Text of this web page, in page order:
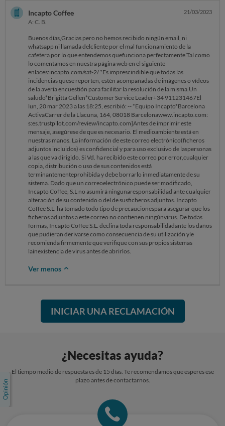
reparación. Si necesitan más información, no duden en volver a
contactarnos.Un cordial saludoBrigitta GellenCustomer Service
Equipo IncaptoBarcelona ActivaCarrer de la Llacuna, 164, 08018
Barcelonawww.incapto.comAntes de imprimir este mensaje,
asegúrese de que es necesario. El medio ambiente está en nuestras
manos. La información de este correo electrónico (ficheros adjuntos
incluidos) es confidencial y para uso exclusivo de las personas a las que
va dirigido. Si Vd. ha recibido este correo por error, cualquier copia,
distribución o uso de sus contenidos está terminantemente prohibida
y debe borrarlo inmediatamente de su sistema. Dado que un correo
electrónico puede ser modificado, Incapto Coffee, S.L no asumirá
ninguna responsabilidad ante cualquier alteración de su contenido o
del de sus ficheros adjuntos. Incapto Coffee S.L. ha tomado todo tipo
de precauciones para asegurar que los ficheros adjuntos a este correo
no contienen ningún virus. De todas formas, Incapto Coffee S.L.
declina toda responsabilidad ante los daños que pudieran derivarse
como consecuencia de su utilización y le recomienda firmemente que
verifique con sus propios sistemas la inexistencia de virus antes de
abrirlos.
Incapto Coffee
A: C. B.
21/03/2023
Buenos días,Gracias pero no hemos recibido ningún email, ni
whatsapp ni llamada delcliente por el mal funcionamiento de la
cafetera por lo que entendemos quefunciona perfectamente.Tal como
lo comentamos en nuestra página web en el siguiente
enlaces:incapto.com/sat-2/ *Es imprescindible que todas las
incidencias quese reporten, estén acompañadas de imágenes o vídeos
de la avería encuestión para facilitar la resolución de la misma.Un
saludo*Brigitta Gellen*Customer Service Leader+34 911231467El
lun, 20 mar 2023 a las 18:25, escribió: -- *Equipo Incapto*Barcelona
ActivaCarrer de la Llacuna, 164, 08018 Barcelonawww.incapto.com:
s:es.trustpilot.com/review/incapto.com]Antes de imprimir este
mensaje, asegúrese de que es necesario. El medioambiente está en
nuestras manos. La información de este correo electrónico(ficheros
adjuntos incluidos) es confidencial y para uso exclusivo de laspersonas
a las que va dirigido. Si Vd. ha recibido este correo por error,cualquier
copia, distribución o uso de sus contenidos está
terminantementeprohibida y debe borrarlo inmediatamente de su
sistema. Dado que un correoelectrónico puede ser modificado,
Incapto Coffee, S.L no asumirá ningunaresponsabilidad ante cualquier
alteración de su contenido o del de susficheros adjuntos. Incapto
Coffee S.L. ha tomado todo tipo de precaucionespara asegurar que los
ficheros adjuntos a este correo no contienen ningúnvirus. De todas
formas, Incapto Coffee S.L. declina toda responsabilidadante los daños
que pudieran derivarse como consecuencia de su utilización yle
recomienda firmemente que verifique con sus propios sistemas
lainexistencia de virus antes de abrirlos.
Ver menos
INICIAR UNA RECLAMACIÓN
¿Necesitas ayuda?
El tiempo medio de respuesta es de 15 días. Te recomendamos que esperes ese
plazo antes de contactarnos.